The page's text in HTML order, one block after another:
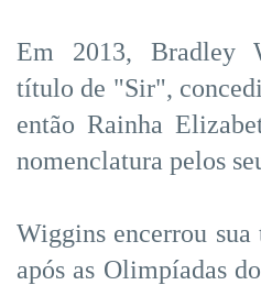
Em 2013, Bradley
título de "Sir",
então Rainha
nomenclatura pelos
Wiggins encerrou
após as Olimpíadas